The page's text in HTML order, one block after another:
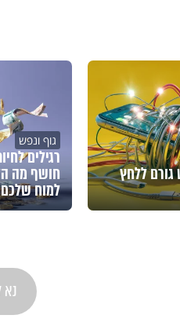
גורם ללחץ
גוף ונפש
רגילים
חושף מה
למוח שלכם